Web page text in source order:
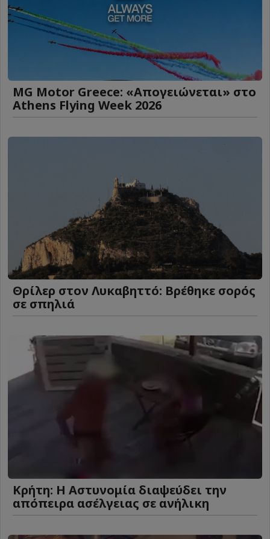
MG Motor Greece: «Απογειώνεται» στο
Athens Flying Week 2026
Θρίλερ στον Λυκαβηττό: Βρέθηκε σορός
σε σπηλιά
Κρήτη: Η Αστυνομία διαψεύδει την
απόπειρα ασέλγειας σε ανήλικη